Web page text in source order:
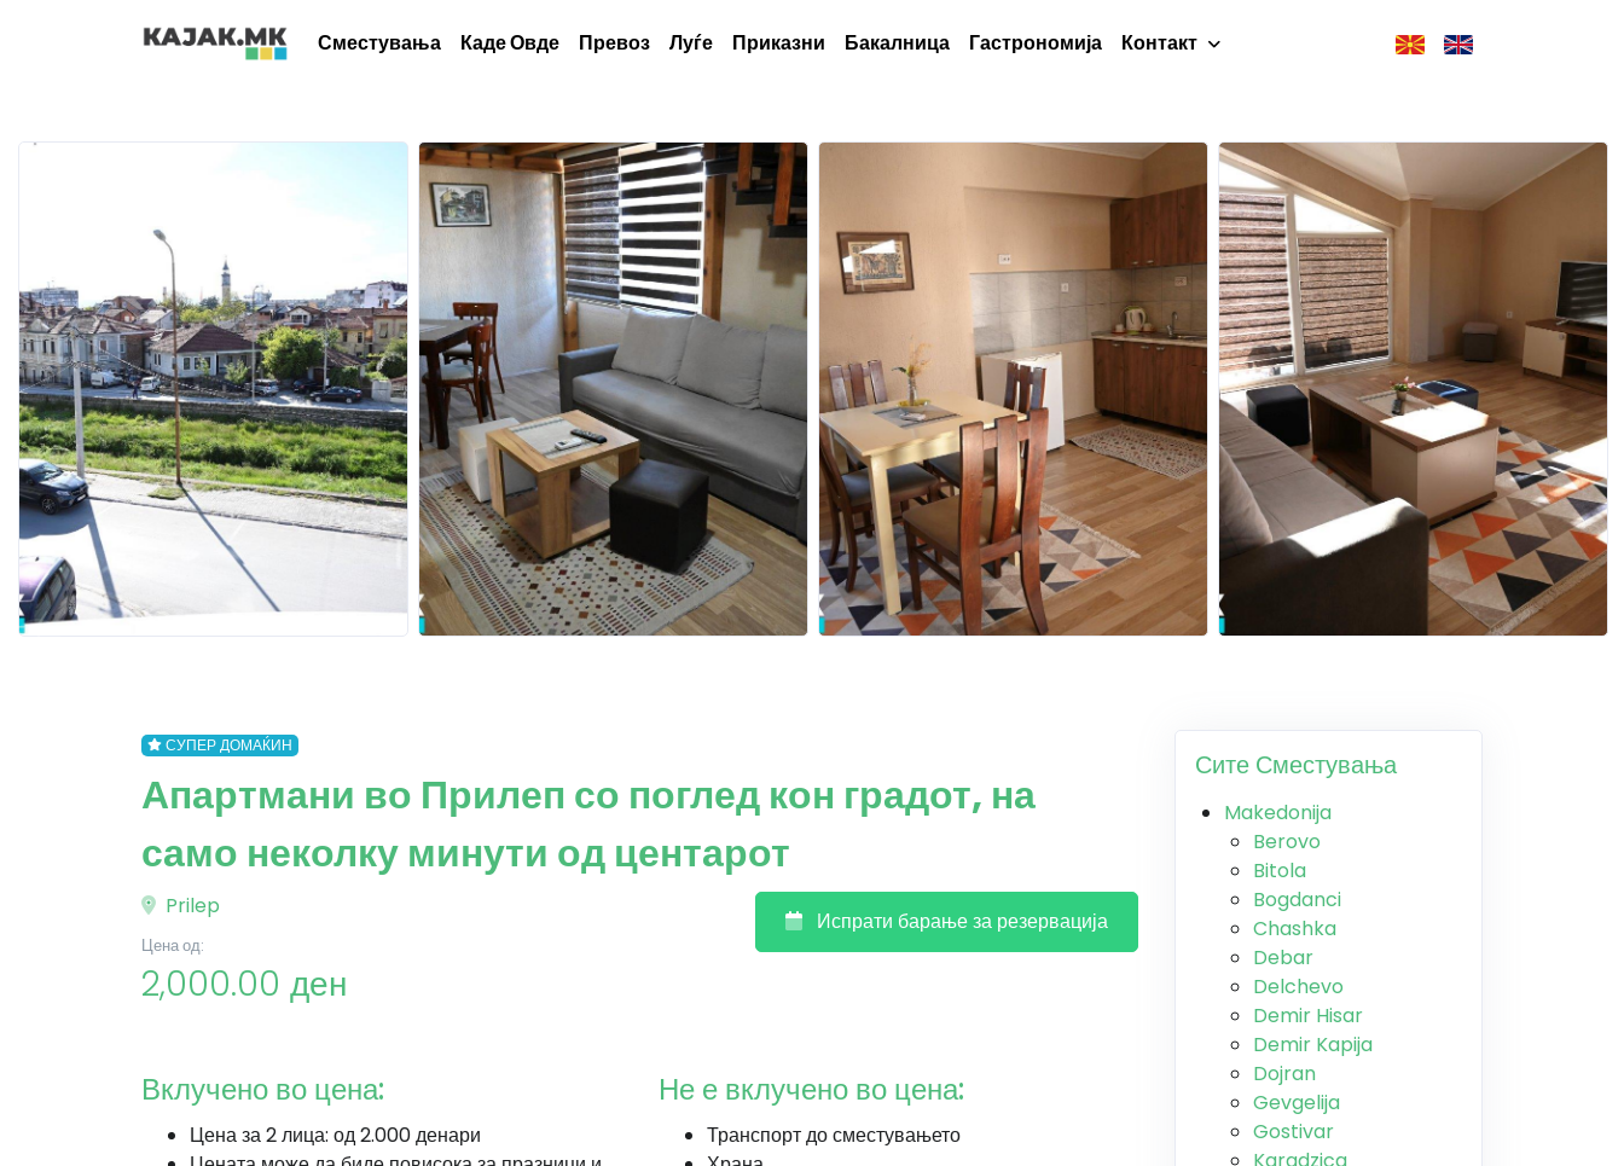
Сместувања Каде Овде Превоз Луѓе Приказни Бакалница Гастрономија Контакт
СУПЕР ДОМАЌИН
Апартмани во Прилеп со поглед кон градот, на
само неколку минути од центарот
Prilep
Цена од:
2,000.00 ден
Испрати барање за резервација
Вклучено во цена:
Цена за 2 лица: од 2.000 денари
Не е вклучено во цена:
Транспорт до сместувањето
Сите Сместувања
Makedonija
Berovo
Bitola
Bogdanci
Chashka
Debar
Delchevo
Demir Hisar
Demir Kapija
Dojran
Gevgelija
Gostivar